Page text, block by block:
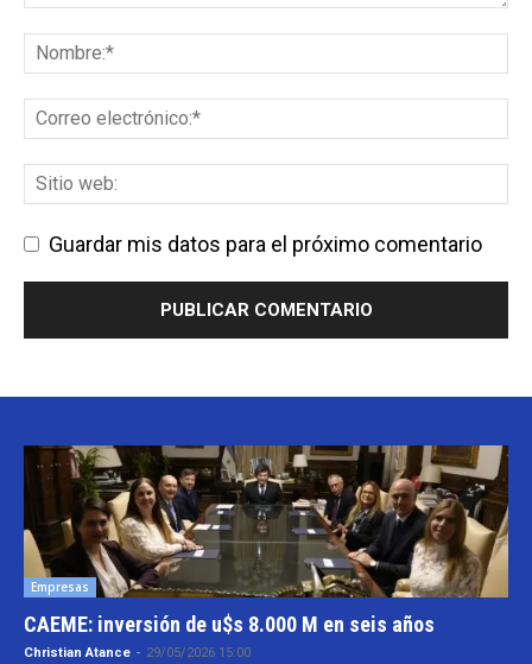
Guardar mis datos para el próximo comentario
Empresas
CAEME: inversión de u$s 8.000 M en seis años
Christian Atance - 29/05/2026 15:00